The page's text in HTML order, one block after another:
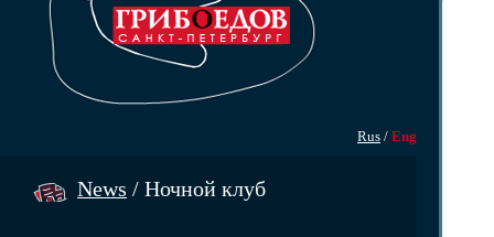
Rus / Eng
News / Ночной клуб